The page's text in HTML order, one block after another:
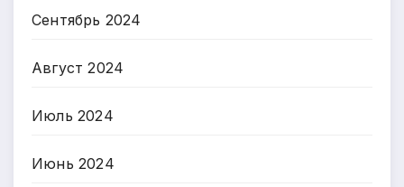
Сентябрь 2024
Август 2024
Июль 2024
Июнь 2024